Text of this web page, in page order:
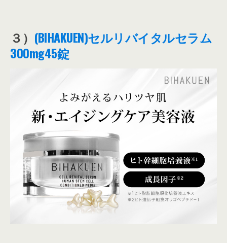
３） (BIHAKUEN)セルリバイタルセラム
300mg45錠